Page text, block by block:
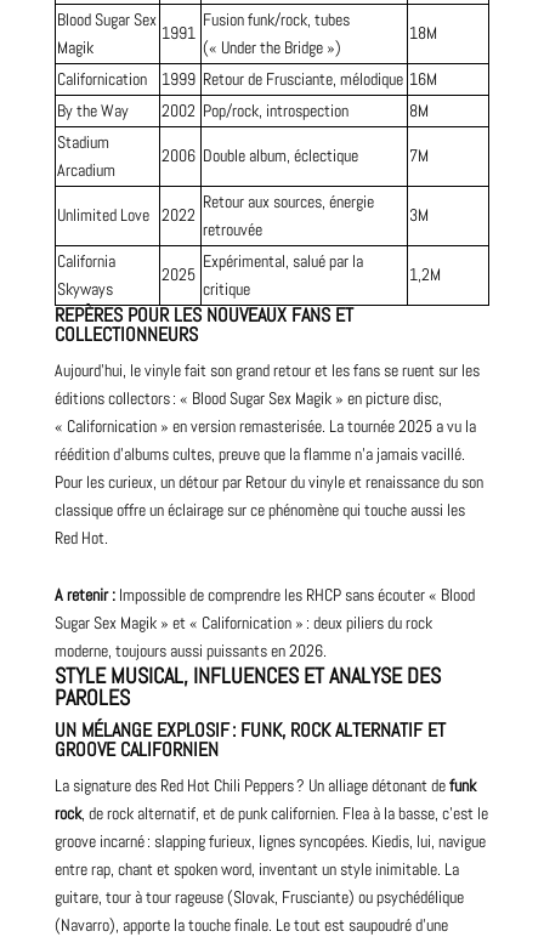
BloodSugar Sex
Magik
1991
Fusion funk/rock, tubes
(« Under the Bridge »)
18M
Californication 1999 Retour de Frusciante, mélodique 16M
By the Way
2002 Pop/rock, introspection
8M
Stadium
Arcadium
2006 Double album, éclectique 7M
Unlimited Love 2022
Retour aux sources, énergie
retrouvée
3M
California
Skyways
2025
Expérimental, salué par la
critique
1,2M
REPÈRES POUR LES NOUVEAUX FANS ET
COLLECTIONNEURS
Aujourd’hui, le vinyle fait son grand retour et les fans se ruent sur les
éditions collectors : « Blood Sugar Sex Magik » en picture disc,
« Californication » en version remasterisée. La tournée 2025 a vu la
réédition d’albums cultes, preuve que la flamme n’a jamais vacillé.
Pour les curieux, un détour par Retour du vinyle et renaissance du son
classiqueoffre un éclairage sur ce phénomène qui touche aussi les
Red Hot.
A retenir :Impossible de comprendre les RHCP sans écouter « Blood
Sugar Sex Magik » et « Californication » : deux piliers du rock
moderne, toujours aussi puissants en 2026.
STYLE MUSICAL, INFLUENCES ET ANALYSE DES
PAROLES
UN MÉLANGE EXPLOSIF : FUNK, ROCK ALTERNATIF ET
GROOVE CALIFORNIEN
La signature des Red Hot Chili Peppers ? Un alliage détonant defunk
rock, de rock alternatif, et de punk californien. Flea à la basse, c’est le
groove incarné : slapping furieux, lignes syncopées. Kiedis, lui, navigue
entrerap, chant et spoken word, inventant un style inimitable. La
guitare, tour à tour rageuse (Slovak, Frusciante) ou psychédélique
(Navarro), apporte la touche finale. Le tout est saupoudré d’une